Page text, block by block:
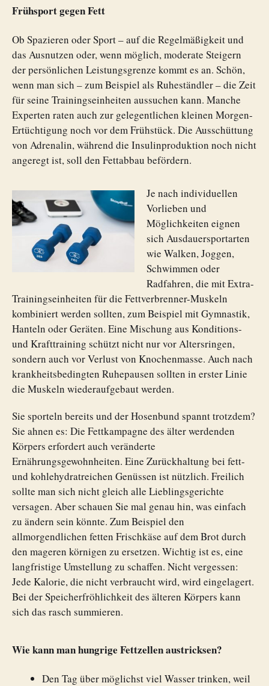
Frühsport gegen Fett
Ob Spazieren oder Sport – auf die Regelmäßigkeit und
das Ausnutzen oder, wenn möglich, moderate Steigern
der persönlichen Leistungsgrenze kommt es an. Schön,
wenn man sich – zum Beispiel als Ruheständler – die Zeit
für seine Trainingseinheiten aussuchen kann. Manche
Experten raten auch zur gelegentlichen kleinen Morgen-
Ertüchtigung noch vor dem Frühstück. Die Ausschüttung
von Adrenalin, während die Insulinproduktion noch nicht
angeregt ist, soll den Fettabbau befördern.
Je nach individuellen
Vorlieben und
Möglichkeiten eignen
sich Ausdauersportarten
wie Walken, Joggen,
Schwimmen oder
Radfahren, die mit Extra-
Trainingseinheiten für die Fettverbrenner-Muskeln
kombiniert werden sollten, zum Beispiel mit Gymnastik,
Hanteln oder Geräten. Eine Mischung aus Konditions-
und Krafttraining schützt nicht nur vor Altersringen,
sondern auch vor Verlust von Knochenmasse. Auch nach
krankheitsbedingten Ruhepausen sollten in erster Linie
die Muskeln wiederaufgebaut werden.
Sie sporteln bereits und der Hosenbund spannt trotzdem?
Sie ahnen es: Die Fettkampagne des älter werdenden
Körpers erfordert auch veränderte
Ernährungsgewohnheiten. Eine Zurückhaltung bei fett-
und kohlehydratreichen Genüssen ist nützlich. Freilich
sollte man sich nicht gleich alle Lieblingsgerichte
versagen. Aber schauen Sie mal genau hin, was einfach
zu ändern sein könnte. Zum Beispiel den
allmorgendlichen fetten Frischkäse auf dem Brot durch
den mageren körnigen zu ersetzen. Wichtig ist es, eine
langfristige Umstellung zu schaffen. Nicht vergessen:
Jede Kalorie, die nicht verbraucht wird, wird eingelagert.
Bei der Speicherfröhlichkeit des älteren Körpers kann
sich das rasch summieren.
Wie kann man hungrige Fettzellen austricksen?
Den Tag über möglichst viel Wasser trinken, weil